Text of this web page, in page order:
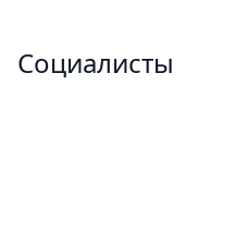
Социалисты